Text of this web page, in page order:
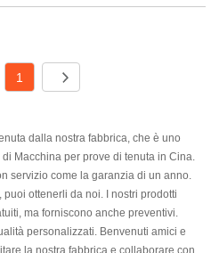
1
dalla nostra fabbrica, che è uno
Macchina per prove di tenuta in Cina.
servizio come la garanzia di un anno.
ottenerli da noi. I nostri prodotti
ma forniscono anche preventivi.
personalizzati. Benvenuti amici e
la nostra fabbrica e collaborare con